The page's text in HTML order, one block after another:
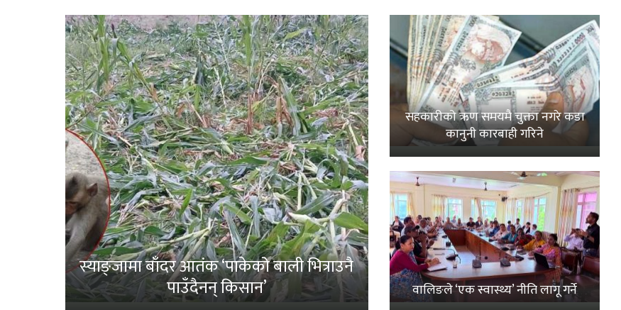
स्याङ्जामा बाँदर आतंक ‘पाकेको बाली भित्राउनै
पाउँदैनन् किसान’
सहकारीको ऋण समयमै चुक्ता नगरे कडा
कानुनी कारबाही गरिने
वालिङले ‘एक स्वास्थ्य’ नीति लागू गर्ने